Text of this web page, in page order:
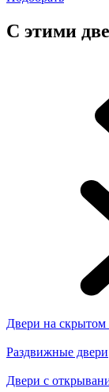
С этими
Двери на скрытом
Раздвижные двери
Двери с